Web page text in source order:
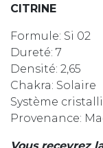
CITRINE
Formule: Si 02
Dureté: 7
Densité: 2,65
Chakra: Solaire
Système
Provenance: